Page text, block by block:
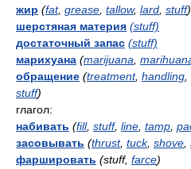
жир (fat, grease tallow, lard stuff)
шерстяная материя (stuff)
достаточный запас (stuff)
марихуана (marijuana
обращение (treatment, handling
stuff)
глагол:
набивать (fill, stuff, line tamp
засовывать (thrust, tuck, shove
фаршировать (stuff, farce)